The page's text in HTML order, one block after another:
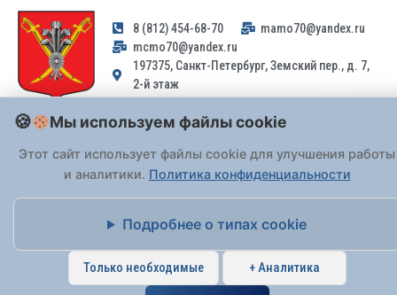
8 (812) 454-68-70
mamo70@yandex.ru
mcmo70@yandex.ru
197375, Санкт-Петербург, Земский пер., д. 7,
2-й этаж
Заявления и обращения граждан и организаций, поступившие на
адрес email, не могут быть рассмотрены на основании
Федерального закона от 02.05.2006 № 59-ФЗ
. Обращения
принимаются только: по почте, черезпортал «Госуслуги» (ЕПГУ)
или лично при предъявлении паспорта.
На Сайте действуетПолитика обработки персональных данных.
Мы используем файлы cookie
Этот сайт использует файлы cookie для улучшения работы
и аналитики. Политика конфиденциальности
Подробнее о типах cookie
Только необходимые + Аналитика